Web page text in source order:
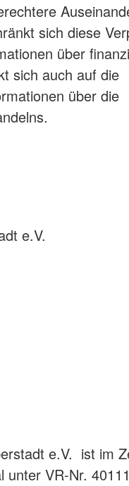
sich diese
über
sich auch auf die
über die
e.V.
e.V. ist im
unter VR-Nr. 40111